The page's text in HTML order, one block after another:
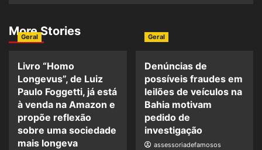
More Stories
Geral
Livro “Homo
Longevus”, de Luiz
Paulo Foggetti, já está
à venda na Amazon e
propõe reflexão
sobre uma sociedade
mais longeva
Geral
Denúncias de
possíveis fraudes em
leilões de veículos na
Bahia motivam
pedido de
investigação
assessoriadefamosos